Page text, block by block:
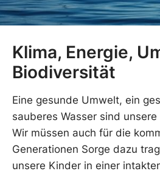
Klima, Energie,
Biodiversität
Eine gesunde Umwelt, ein
sauberes Wasser sind
Wir müssen auch für die
Generationen Sorge dazu
unsere Kinder in einer